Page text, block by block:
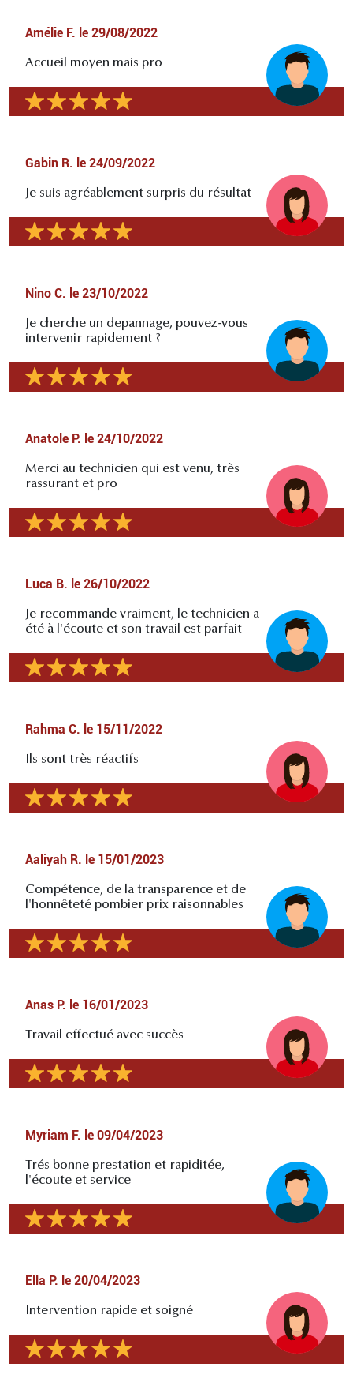
Amélie F. le 29/08/2022
Accueil moyen mais pro
Gabin R. le 24/09/2022
Je suis agréablement surpris du résultat
Nino C. le 23/10/2022
Je cherche un depannage, pouvez-vous
intervenir rapidement ?
Anatole P. le 24/10/2022
Merci au technicien qui est venu, très
rassurant et pro
Luca B. le 26/10/2022
Je recommande vraiment, le technicien a
été à l'écoute et son travail est parfait
Rahma C. le 15/11/2022
Ils sont très réactifs
Aaliyah R. le 15/01/2023
Compétence, de la transparence et de
l'honnêteté pombier prix raisonnables
Anas P. le 16/01/2023
Travail effectué avec succès
Myriam F. le 09/04/2023
Trés bonne prestation et rapiditée,
l'écoute et service
Ella P. le 20/04/2023
Intervention rapide et soigné